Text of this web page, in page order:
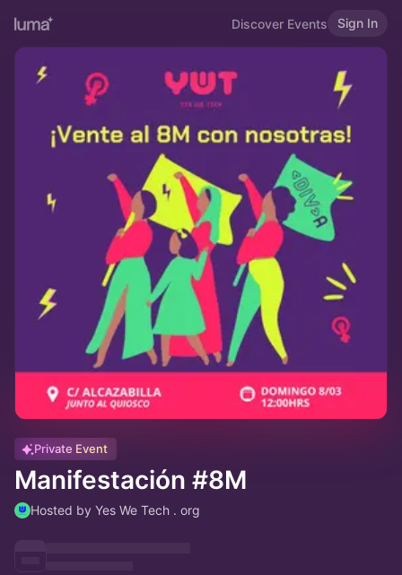
Discover Events Sign In
Private Event
Manifestación #8M
Hosted by Yes We Tech . org